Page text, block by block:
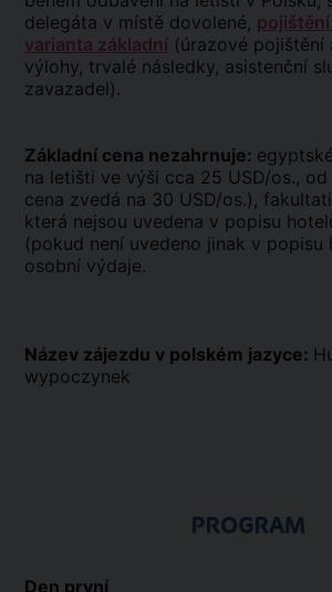
delegáta v místě dovolené,
varianta základní (úrazové pojištění
výlohy, trvalé následky, asistenční
zavazadel).
Základní cena nezahrnuje:
na letišti ve výši cca 25 USD/os., od
cena zvedá na 30 USD/os.),
která nejsou uvedena v popisu
(pokud není uvedeno jinak v popisu
osobní výdaje.
Název zájezdu v polském jazyce:
wypoczynek
PROGRAM
Den první